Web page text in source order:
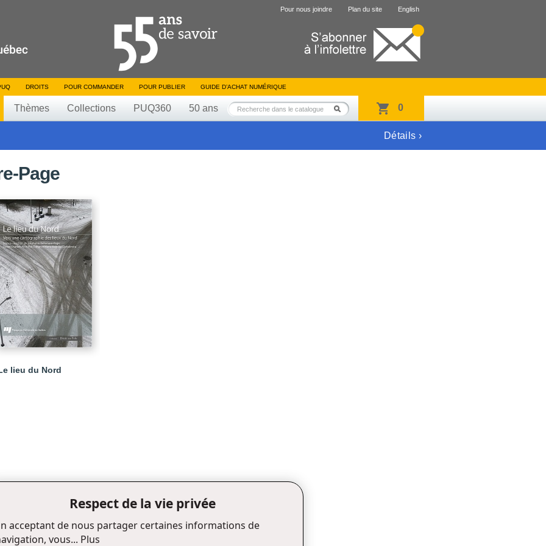
Pour nous joindre Plan du site English
DROITS POUR COMMANDER POUR PUBLIER GUIDE D’ACHAT NUMÉRIQUE
Thèmes Collections PUQ360 50 ans 0
Détails ›
Page
lieu du Nord
Respect de la vie privée
acceptant de nous partager certaines informations de
vous... Plus